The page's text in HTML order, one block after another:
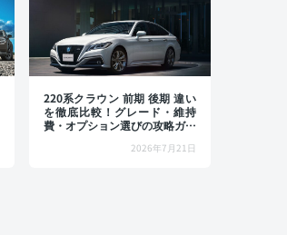
220系クラウン 前期 後期 違い
を徹底比較！グレード・維持
費・オプション選びの攻略ガイ
2026年7月21日